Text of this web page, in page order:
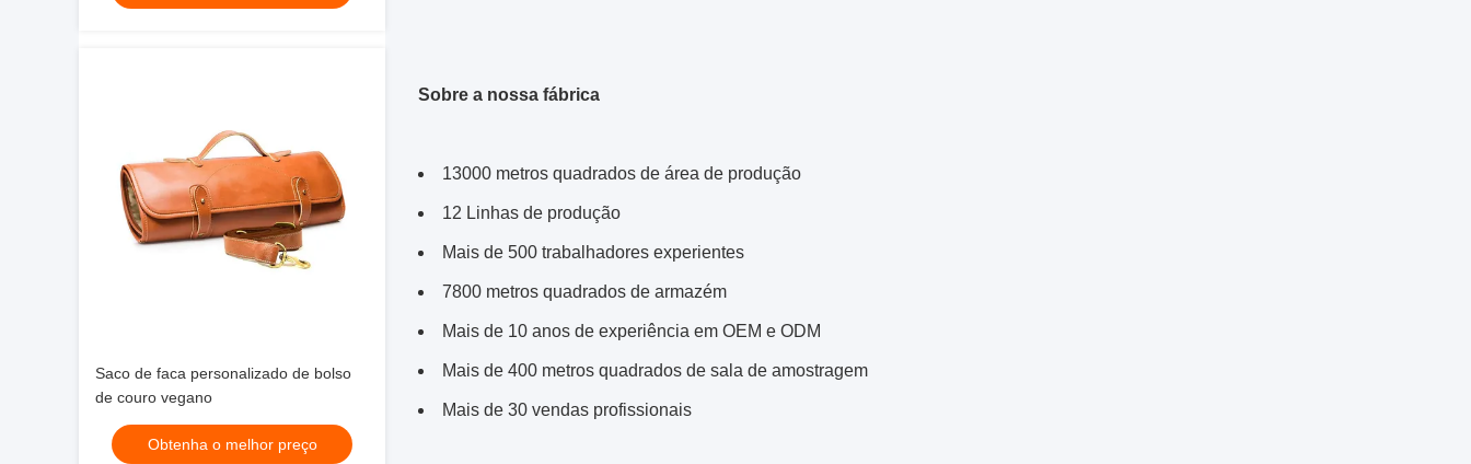
Saco de faca personalizado de bolso
de couro vegano
Obtenha o melhor preço
Sobre a nossa fábrica
13000 metros quadrados de área de produção
12 Linhas de produção
Mais de 500 trabalhadores experientes
7800 metros quadrados de armazém
Mais de 10 anos de experiência em OEM e ODM
Mais de 400 metros quadrados de sala de amostragem
Mais de 30 vendas profissionais